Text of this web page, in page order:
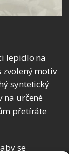
lepidlo na
zvolený motiv
syntetický
na určené
přetíráte
se